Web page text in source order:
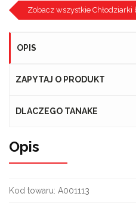
Zobacz wszystkie Chłodziarki
OPIS
ZAPYTAJ O PRODUKT
DLACZEGO TANAKE
Opis
Kod towaru: A001113